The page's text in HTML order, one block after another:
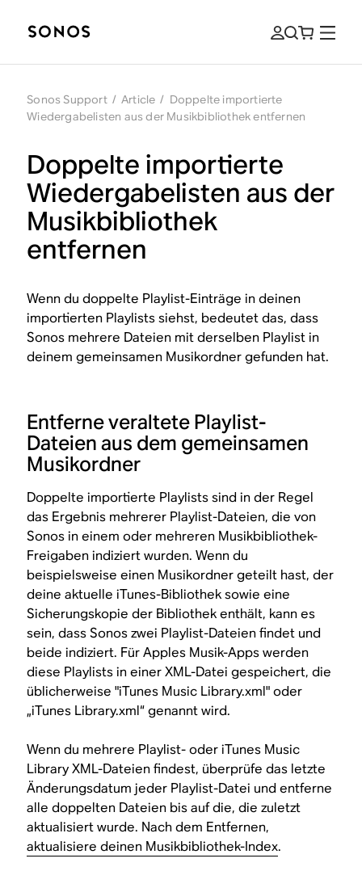
Sonos Support / Article / Doppelte importierte
Wiedergabelisten aus der Musikbibliothek entfernen
Doppelte importierte
Wiedergabelisten aus der
Musikbibliothek
entfernen
Wenn du doppelte Playlist-Einträge in deinen
importierten Playlists siehst, bedeutet das, dass
Sonos mehrere Dateien mit derselben Playlist in
deinem gemeinsamen Musikordner gefunden hat.
Entferne veraltete Playlist-
Dateien aus dem gemeinsamen
Musikordner
Doppelte importierte Playlists sind in der Regel
das Ergebnis mehrerer Playlist-Dateien, die von
Sonos in einem oder mehreren Musikbibliothek-
Freigaben indiziert wurden. Wenn du
beispielsweise einen Musikordner geteilt hast, der
deine aktuelle iTunes-Bibliothek sowie eine
Sicherungskopie der Bibliothek enthält, kann es
sein, dass Sonos zwei Playlist-Dateien findet und
beide indiziert. Für Apples Musik-Apps werden
diese Playlists in einer XML-Datei gespeichert, die
üblicherweise "iTunes Music Library.xml" oder
„iTunes Library.xml“ genannt wird.
Wenn du mehrere Playlist- oder iTunes Music
Library XML-Dateien findest, überprüfe das letzte
Änderungsdatum jeder Playlist-Datei und entferne
alle doppelten Dateien bis auf die, die zuletzt
aktualisiert wurde. Nach dem Entfernen,
aktualisiere deinen Musikbibliothek-Index.